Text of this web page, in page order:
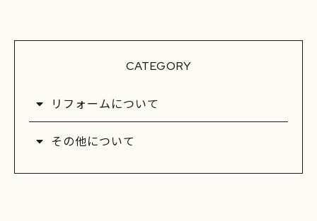
CATEGORY
リフォームについて
その他について